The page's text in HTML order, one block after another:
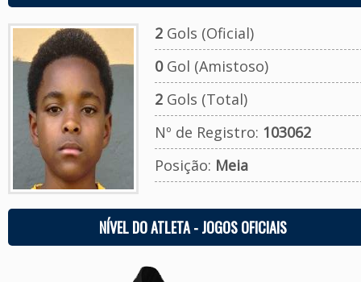
2Gols (Oficial)
0Gol (Amistoso)
2Gols (Total)
Nº de Registro: 103062
Posição: Meia
NÍVEL DO ATLETA - JOGOS OFICIAIS